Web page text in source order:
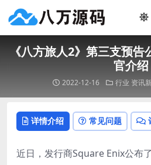
《八方旅人2》第三支预
官介绍
2022-12-16 行业 资讯
详情介绍 常见问题
近日，发行商Square Enix公布